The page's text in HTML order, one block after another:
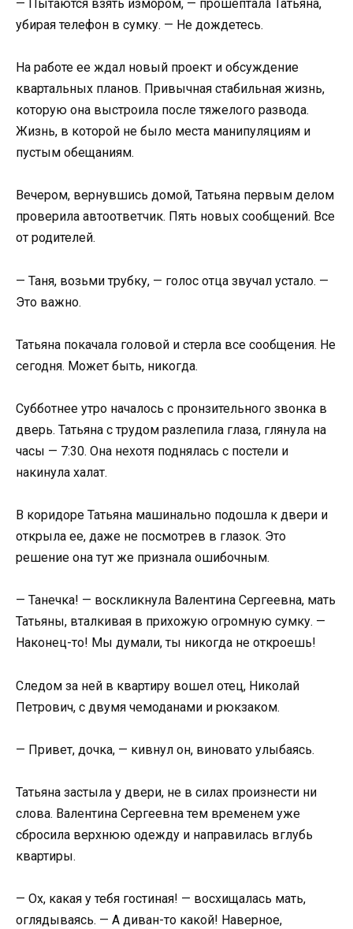
— Пытаются взять измором, — прошептала Татьяна,
убирая телефон в сумку. — Не дождетесь.
На работе ее ждал новый проект и обсуждение
квартальных планов. Привычная стабильная жизнь,
которую она выстроила после тяжелого развода.
Жизнь, в которой не было места манипуляциям и
пустым обещаниям.
Вечером, вернувшись домой, Татьяна первым делом
проверила автоответчик. Пять новых сообщений. Все
от родителей.
— Таня, возьми трубку, — голос отца звучал устало. —
Это важно.
Татьяна покачала головой и стерла все сообщения. Не
сегодня. Может быть, никогда.
Субботнее утро началось с пронзительного звонка в
дверь. Татьяна с трудом разлепила глаза, глянула на
часы — 7:30. Она нехотя поднялась с постели и
накинула халат.
В коридоре Татьяна машинально подошла к двери и
открыла ее, даже не посмотрев в глазок. Это
решение она тут же признала ошибочным.
— Танечка! — воскликнула Валентина Сергеевна, мать
Татьяны, вталкивая в прихожую огромную сумку. —
Наконец-то! Мы думали, ты никогда не откроешь!
Следом за ней в квартиру вошел отец, Николай
Петрович, с двумя чемоданами и рюкзаком.
— Привет, дочка, — кивнул он, виновато улыбаясь.
Татьяна застыла у двери, не в силах произнести ни
слова. Валентина Сергеевна тем временем уже
сбросила верхнюю одежду и направилась вглубь
квартиры.
— Ох, какая у тебя гостиная! — восхищалась мать,
оглядываясь. — А диван-то какой! Наверное,